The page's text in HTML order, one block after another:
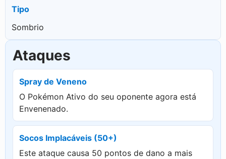
Tipo
Sombrio
Ataques
Spray de Veneno
O Pokémon Ativo do seu oponente agora está
Envenenado.
Socos Implacáveis (50+)
Este ataque causa 50 pontos de dano a mais